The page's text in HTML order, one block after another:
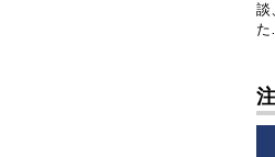
談